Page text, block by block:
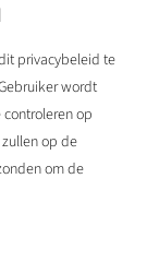
privacybeleid te
wordt
op
op de
om de